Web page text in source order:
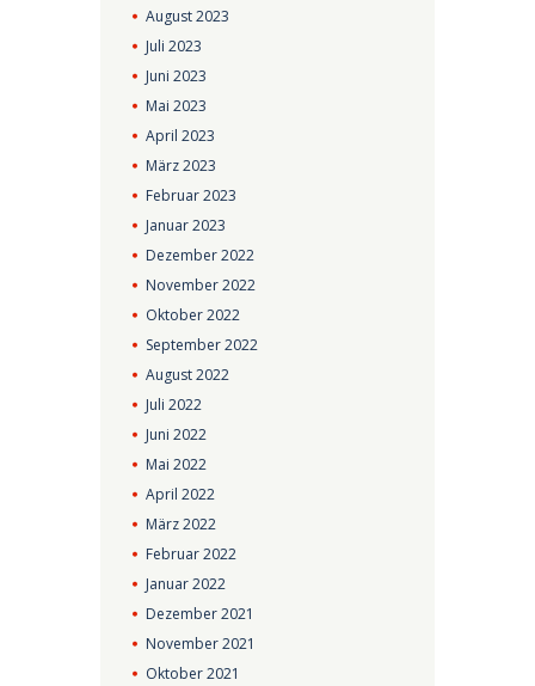
August2023
Juli2023
Juni2023
Mai2023
April2023
März2023
Februar2023
Januar2023
Dezember2022
November2022
Oktober2022
September2022
August2022
Juli2022
Juni2022
Mai2022
April2022
März2022
Februar2022
Januar2022
Dezember2021
November2021
Oktober2021